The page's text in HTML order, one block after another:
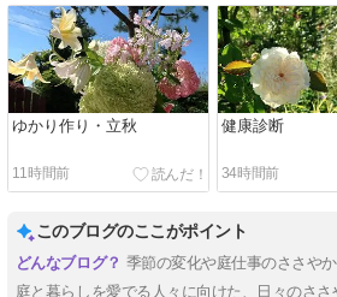
ゆかり作り・立秋
11時間前
健康診断
34時間前
このブログのここがポイント
季節の変化や庭仕事のささや
庭と暮らしを愛でる人々に向けた、日々のさ